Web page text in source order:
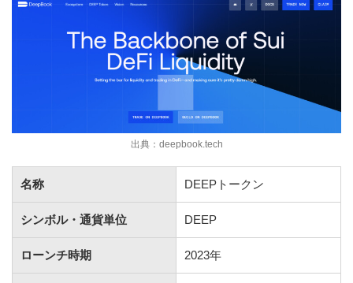
出典：deepbook.tech
名称 DEEPトークン
シンボル・通貨単位 DEEP
ローンチ時期 2023年